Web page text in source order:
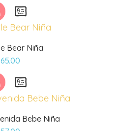
Bear Niña
65.00
Bebe Niña